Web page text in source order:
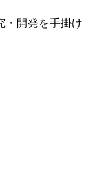
・開発を手掛け